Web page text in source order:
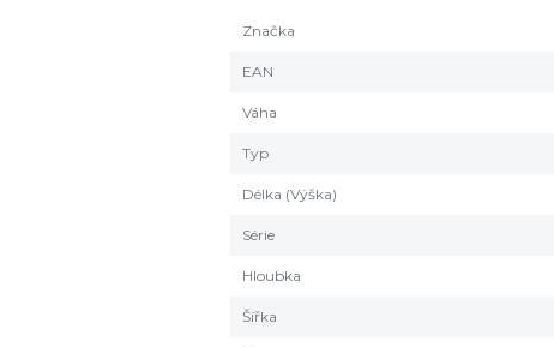
Značka
EAN
Váha
Typ
Délka (Výška)
Série
Hloubka
Šířka